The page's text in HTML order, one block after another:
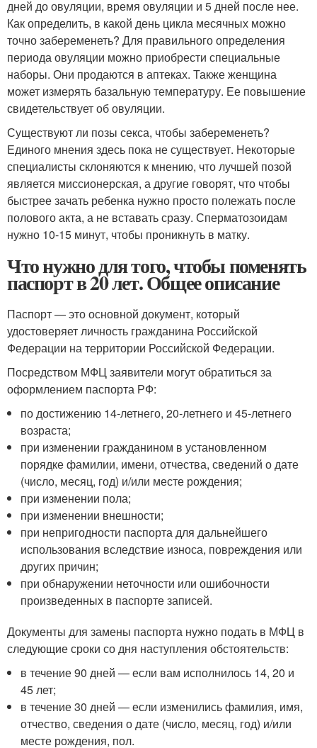
дней до овуляции, время овуляции и 5 дней после нее.
Как определить, в какой день цикла месячных можно
точно забеременеть? Для правильного определения
периода овуляции можно приобрести специальные
наборы. Они продаются в аптеках. Также женщина
может измерять базальную температуру. Ее повышение
свидетельствует об овуляции.
Существуют ли позы секса, чтобы забеременеть?
Единого мнения здесь пока не существует. Некоторые
специалисты склоняются к мнению, что лучшей позой
является миссионерская, а другие говорят, что чтобы
быстрее зачать ребенка нужно просто полежать после
полового акта, а не вставать сразу. Сперматозоидам
нужно 10‑15 минут, чтобы проникнуть в матку.
Что нужно для того, чтобы поменять
паспорт в 20 лет. Общее описание
Паспорт — это основной документ, который
удостоверяет личность гражданина Российской
Федерации на территории Российской Федерации.
Посредством МФЦ заявители могут обратиться за
оформлением паспорта РФ:
по достижению 14‑летнего, 20‑летнего и 45‑летнего
возраста;
при изменении гражданином в установленном
порядке фамилии, имени, отчества, сведений о дате
(число, месяц, год) и/или месте рождения;
при изменении пола;
при изменении внешности;
при непригодности паспорта для дальнейшего
использования вследствие износа, повреждения или
других причин;
при обнаружении неточности или ошибочности
произведенных в паспорте записей.
Документы для замены паспорта нужно подать в МФЦ в
следующие сроки со дня наступления обстоятельств:
в течение 90 дней — если вам исполнилось 14, 20 и
45 лет;
в течение 30 дней — если изменились фамилия, имя,
отчество, сведения о дате (число, месяц, год) и/или
месте рождения, пол.